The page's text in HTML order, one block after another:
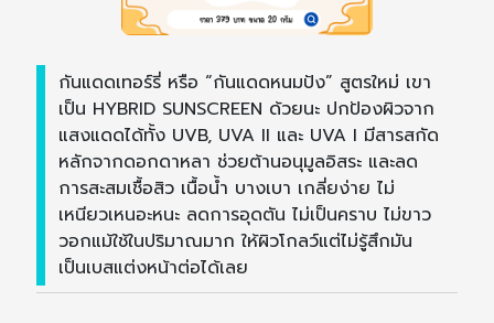
กันแดดเทอร์รี่ หรือ “กันแดดหนมปัง” สูตรใหม่ เขา
เป็น HYBRID SUNSCREEN ด้วยนะ ปกป้องผิวจาก
แสงแดดได้ทั้ง UVB, UVA II และ UVA I มีสารสกัด
หลักจากดอกดาหลา ช่วยต้านอนุมูลอิสระ และลด
การสะสมเชื้อสิว เนื้อน้ำ บางเบา เกลี่ยง่าย ไม่
เหนียวเหนอะหนะ ลดการอุดตัน ไม่เป็นคราบ ไม่ขาว
วอกแม้ใช้ในปริมาณมาก ให้ผิวโกลว์แต่ไม่รู้สึกมัน
เป็นเบสแต่งหน้าต่อได้เลย